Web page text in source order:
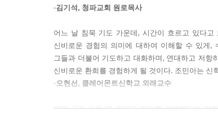
안겨 곤히 잠든 아기의 평온함 속에, 해가 뜨고 지
침묵 속에 그 기쁨은 깃들어 있다. 혼란스럽고 소
바로 이 침묵의 순간들 속에서 우리는 우리를 둘
--- pp.271-272
그렇다면 이제 나는 무엇을 해야 하는가? 먼저,
■ 신비주의와 현실 정치를 잇는 독창적 시선
이 책의 가장 큰 특징은 기독교 신비주의 전통과
에크하르트, 시몬 베유로 이어지는 침묵의 영성
추모, 인종차별 반대 시위와 연결하며 침묵이 어
예술가 차학경과 세계적인 인도 작가 아룬다티
중심으로 가져온다. 그들의 침묵은 더 이상 주변
-김기석, 청파교회 원로목사
어느 날 침묵 기도 가운데, 시간이 흐르고 있다
신비로운 경험의 의미에 대하여 이해할 수 있게
그들과 더불어 기도하고 대화하며, 연대하고 저
신비로운 환희를 경험하게 될 것이다. 조민아는 신
-오현선, 클레어몬트신학교 외래교수
어떤 글을 읽을 때 주제가 저자를 선택했다는 강